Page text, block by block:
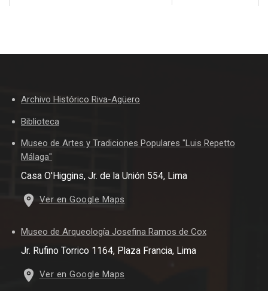
Archivo Histórico Riva-Agüero
Biblioteca
Museo de Artes y Tradiciones Populares "Luis Repetto
Málaga"
Casa O'Higgins, Jr. de la Unión 554, Lima
Ver en Google Maps
Museo de Arqueología Josefina Ramos de Cox
Jr. Rufino Torrico 1164, Plaza Francia, Lima
Ver en Google Maps